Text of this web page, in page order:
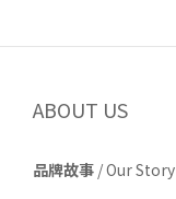
ABOUT US
品牌故事 /Our Story